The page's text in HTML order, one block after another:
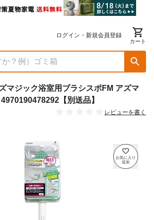
ログイン・新規会員登録
カート
マジック浴室用ブラシスポFM アズマ
【別送品】
レビューを書く